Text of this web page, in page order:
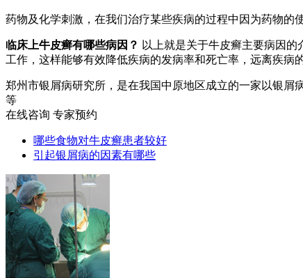
药物及化学刺激，在我们治疗某些疾病的过程中因为药物的
临床上牛皮癣有哪些病因？ 以上就是关于牛皮癣主要病因
工作，这样能够有效降低疾病的发病率和死亡率，远离疾病
郑州市银屑病研究所，是在我国中原地区成立的一家以银
等
在线咨询 专家预约
哪些食物对牛皮癣患者较好
引起银屑病的因素有哪些